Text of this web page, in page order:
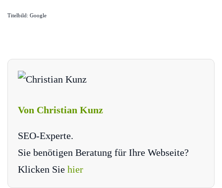
Titelbild: Google
Von Christian Kunz
SEO-Experte.
Sie benötigen Beratung für Ihre Webseite?
Klicken Sie hier